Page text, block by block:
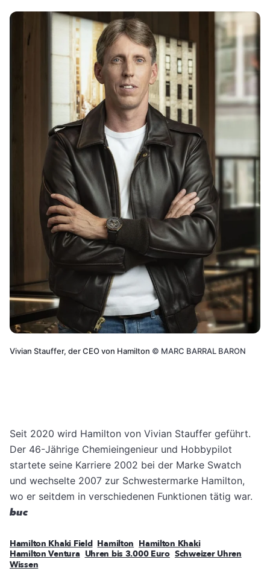
Vivian Stauffer, der CEO von Hamilton © MARC BARRAL BARON
Seit 2020 wird Hamilton von Vivian Stauffer geführt.
Der 46-Jährige Chemieingenieur und Hobbypilot
startete seine Karriere 2002 bei der Marke Swatch
und wechselte 2007 zur Schwestermarke Hamilton,
wo er seitdem in verschiedenen Funktionen tätig war.
buc
Hamilton Khaki Field Hamilton Hamilton Khaki
Hamilton Ventura Uhren bis 3.000 Euro Schweizer Uhren
Wissen